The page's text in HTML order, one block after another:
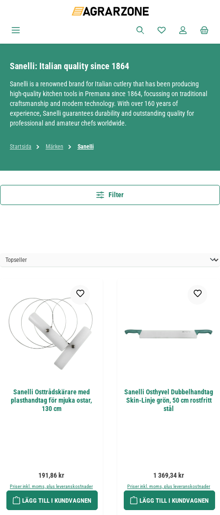
Du har 0 objekt i
Sanelli: Italian quality since 1864
Sanelli is a renowned brand for Italian cutlery that has been producing
high-quality kitchen tools in Premana since 1864, focussing on traditional
craftsmanship and modern technology. With over 160 years of
experience, Sanelli guarantees durability and outstanding quality for
professional and amateur chefs worldwide.
Startsida Märken Sanelli
Filter
Sanelli Osttrådskärare med
plasthandtag för mjuka ostar,
130 cm
Ordinarie pris:
191,86 kr
Priser inkl. moms, plus leveranskostnader
LÄGG TILL I KUNDVAGNEN
Sanelli Osthyvel Dubbelhandtag
Skin-Linje grön, 50 cm rostfritt
stål
Ordinarie pris:
1 369,34 kr
Priser inkl. moms, plus leveranskostnader
LÄGG TILL I KUNDVAGNEN